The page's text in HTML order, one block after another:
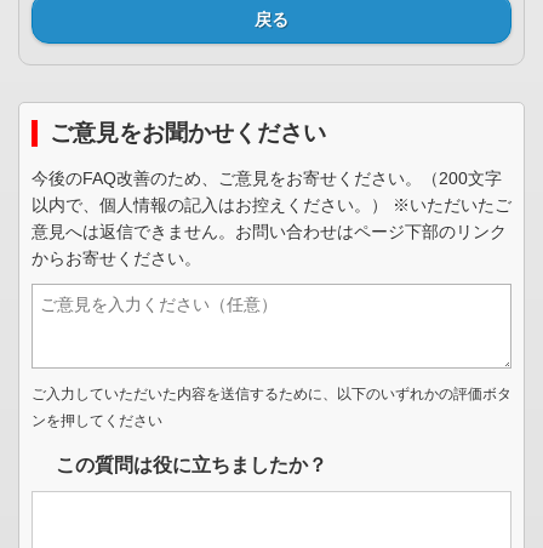
戻る
ご意見をお聞かせください
今後のFAQ改善のため、ご意見をお寄せください。（200文字
以内で、個人情報の記入はお控えください。） ※いただいたご
意見へは返信できません。お問い合わせはページ下部のリンク
からお寄せください。
ご入力していただいた内容を送信するために、以下のいずれかの評価ボタ
ンを押してください
この質問は役に立ちましたか？